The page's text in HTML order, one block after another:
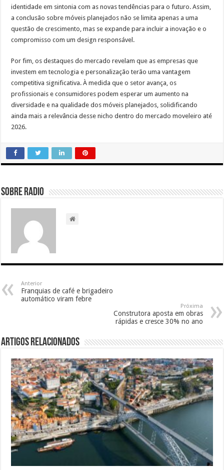
identidade em sintonia com as novas tendências para o futuro. Assim,
a conclusão sobre móveis planejados não se limita apenas a uma
questão de crescimento, mas se expande para incluir a inovação e o
compromisso com um design responsável.
Por fim, os destaques do mercado revelam que as empresas que
investem em tecnologia e personalização terão uma vantagem
competitiva significativa. À medida que o setor avança, os
profissionais e consumidores podem esperar um aumento na
diversidade e na qualidade dos móveis planejados, solidificando
ainda mais a relevância desse nicho dentro do mercado moveleiro até
2026.
Sobre radio
Anterior
Franquias de café e brigadeiro
automático viram febre
Próxima
Construtora aposta em obras
rápidas e cresce 30% no ano
Artigos relacionados